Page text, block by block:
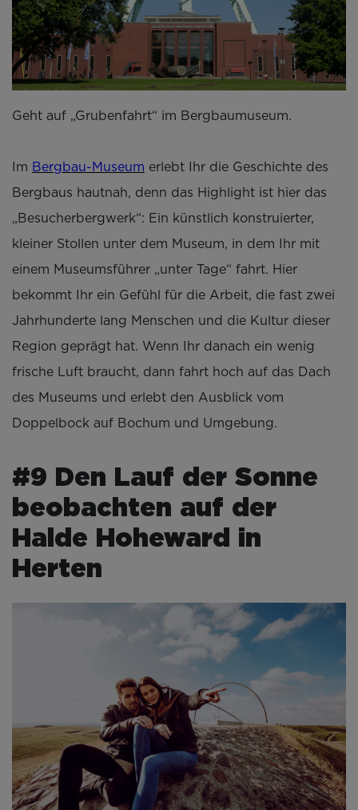
Geht auf „Grubenfahrt“ im Bergbaumuseum.
Im Bergbau-Museum erlebt Ihr die Geschichte des
Bergbaus hautnah, denn das Highlight ist hier das
„Besucherbergwerk“: Ein künstlich konstruierter,
kleiner Stollen unter dem Museum, in dem Ihr mit
einem Museumsführer „unter Tage“ fahrt. Hier
bekommt Ihr ein Gefühl für die Arbeit, die fast zwei
Jahrhunderte lang Menschen und die Kultur dieser
Region geprägt hat. Wenn Ihr danach ein wenig
frische Luft braucht, dann fahrt hoch auf das Dach
des Museums und erlebt den Ausblick vom
Doppelbock auf Bochum und Umgebung.
#9 Den Lauf der Sonne
beobachten auf der
Halde Hoheward in
Herten